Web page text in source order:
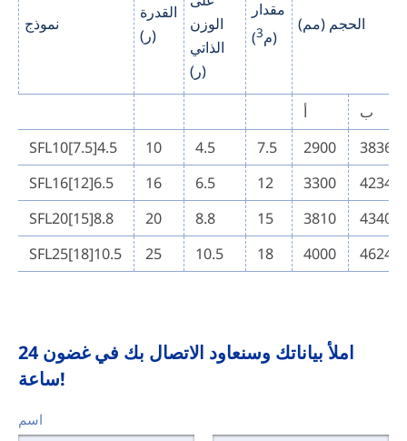
نموذج
القدرة
(ر)
الوزن
الذاتي
(ر)
مقدار
(م3 )
الحجم (مم)
أ
ب
SFL10[7.5]4.5
10 4.5 7.5 2900
3836
SFL16[12]6.5
16 6.5 12 3300
4234
SFL20[15]8.8
20 8.8 15 3810
4340
SFL25[18]10.5
25 10.5 18 4000 4624
املأ بياناتك وسنعاود الاتصال بك في غضون 24
ساعة!
اسم